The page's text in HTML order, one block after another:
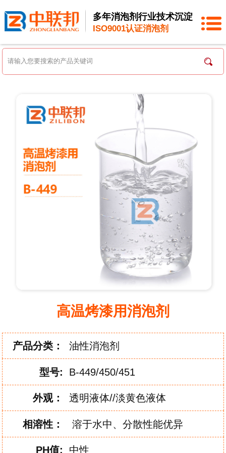
多年消泡剂行业技术沉淀
ISO9001认证消泡剂
高温烤漆用消泡剂
产品分类： 油性消泡剂
型号: B-449/450/451
外观： 透明液体//淡黄色液体
相溶性： 溶于水中、分散性能优异
PH值: 中性